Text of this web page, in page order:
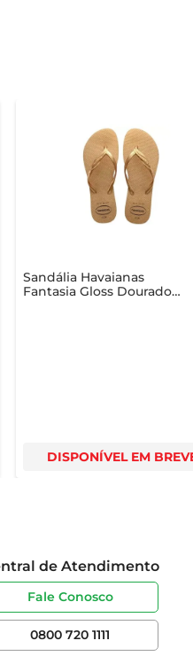
e estilosos, enquanto
são uma escolha
Sandália Havaianas
Fantasia Gloss Dourado
DISPONÍVEL EM
de Atendimento
Fale Conosco
0800 720 1111